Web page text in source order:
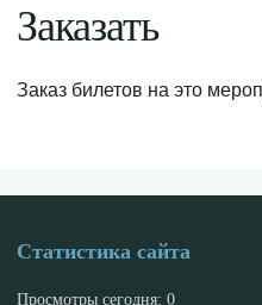
Заказать
Заказ билетов на это
Статистика сайта
Просмотры сегодня:0